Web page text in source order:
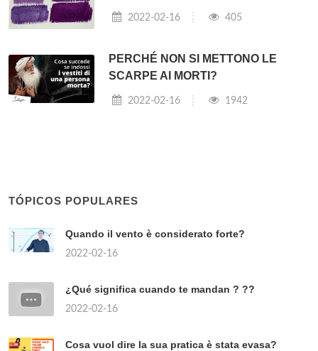
2022-02-16 405
PERCHÉ NON SI METTONO LE
SCARPE AI MORTI?
2022-02-16 1942
TÓPICOS POPULARES
Quando il vento è considerato forte?
2022-02-16
¿Qué significa cuando te mandan ? ??
2022-02-16
Cosa vuol dire la sua pratica è stata evasa?